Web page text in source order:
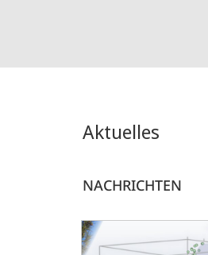
Aktuelles
NACHRICHTEN